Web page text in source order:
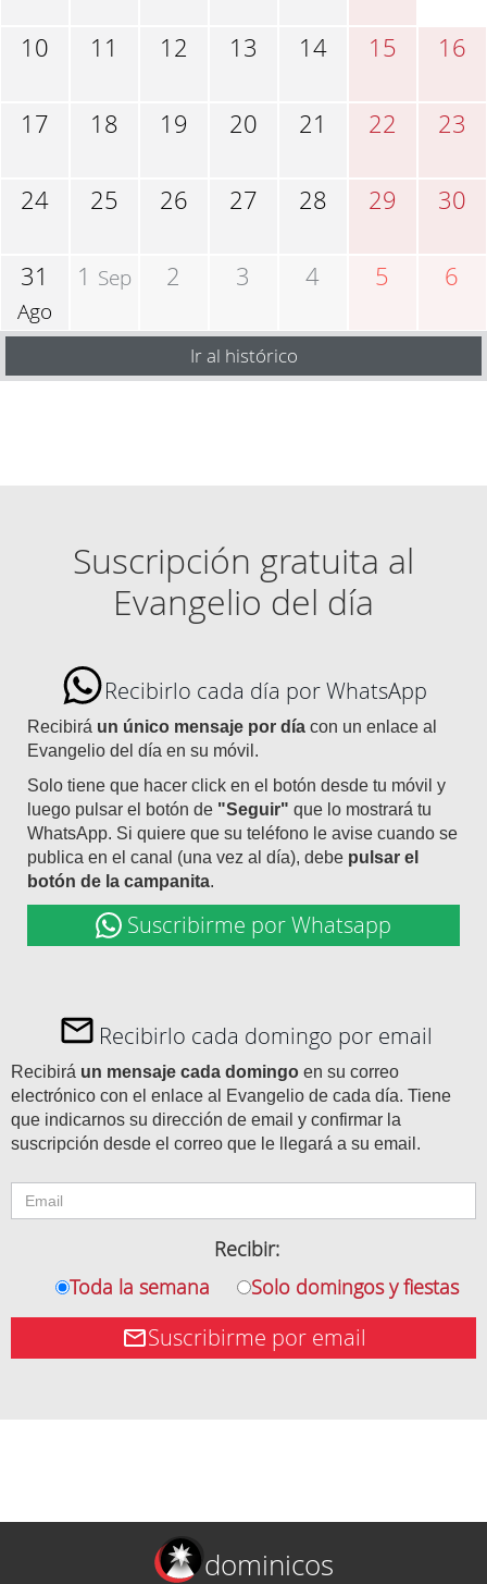
10 11 12 13 14 15 16
17 18 19 20 21 22 23
24 25 26 27 28 29 30
31
Ago
1 Sep 2 3 4 5 6
Ir al histórico
Suscripción gratuita al
Evangelio del día
Recibirlo cada día por WhatsApp
Recibirá un único mensaje por día con un enlace al
Evangelio del día en su móvil.
Solo tiene que hacer click en el botón desde tu móvil y
luego pulsar el botón de "Seguir" que lo mostrará tu
WhatsApp. Si quiere que su teléfono le avise cuando se
publica en el canal (una vez al día), debe pulsar el
botón de la campanita.
Suscribirme por Whatsapp
Recibirlo cada domingo por email
Recibirá un mensaje cada domingo en su correo
electrónico con el enlace al Evangelio de cada día. Tiene
que indicarnos su dirección de email y confirmar la
suscripción desde el correo que le llegará a su email.
Recibir:
Toda la semana
Solo domingos y fiestas
Suscribirme por email
dominicos